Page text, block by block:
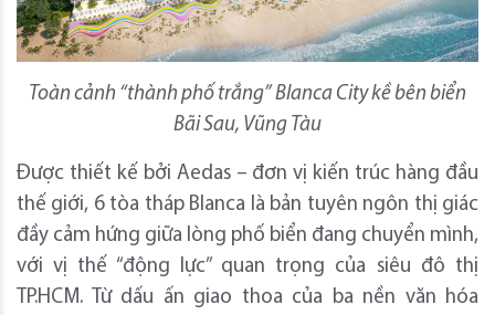
Toàn cảnh “thành phố trắng” Blanca Citykề bên biển
Bãi Sau, Vũng Tàu
Được thiết kế bởi Aedas – đơn vị kiến trúc hàng đầu
thế giới, 6 tòa tháp Blanca là bản tuyên ngôn thị giác
đầy cảm hứng giữa lòng phố biển đang chuyển mình,
với vị thế “động lực” quan trọng của siêu đô thị
TP.HCM. Từ dấu ấn giao thoa của ba nền văn hóa